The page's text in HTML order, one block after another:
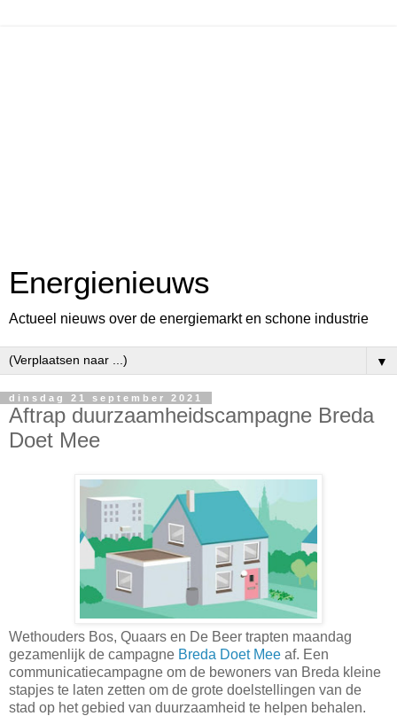
Energienieuws
Actueel nieuws over de energiemarkt en schone industrie
▼
dinsdag 21 september 2021
Aftrap duurzaamheidscampagne Breda
Doet Mee
Wethouders Bos, Quaars en De Beer trapten maandag
gezamenlijk de campagne Breda Doet Mee af. Een
communicatiecampagne om de bewoners van Breda kleine
stapjes te laten zetten om de grote doelstellingen van de
stad op het gebied van duurzaamheid te helpen behalen.